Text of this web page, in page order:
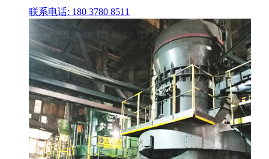
联系电话: 180 3780 8511